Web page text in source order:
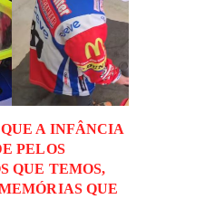
A INFÂNCIA
PELOS
QUE TEMOS,
QUE